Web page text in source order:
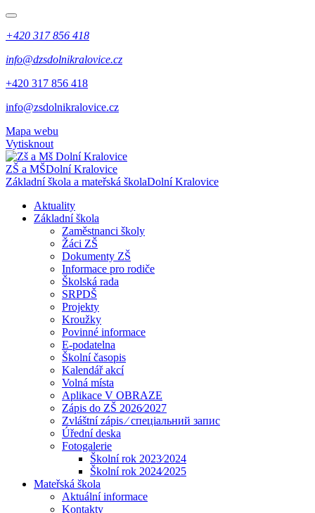
+420 317 856 418
info@dzsdolnikralovice.cz
+420 317 856 418
info@zsdolnikralovice.cz
Mapa webu
Vytisknout
ZŠ a MŠDolní Kralovice
Základní škola a mateřská školaDolní Kralovice
Aktuality
Základní škola
Zaměstnanci školy
Žáci ZŠ
Dokumenty ZŠ
Informace pro rodiče
Školská rada
SRPDŠ
Projekty
Kroužky
Povinné informace
E-podatelna
Školní časopis
Kalendář akcí
Volná místa
Aplikace V OBRAZE
Zápis do ZŠ 2026⁄2027
Zvláštní zápis ⁄ спеціальний запис
Úřední deska
Fotogalerie
Školní rok 2023⁄2024
Školní rok 2024⁄2025
Mateřská škola
Aktuální informace
Kontakty